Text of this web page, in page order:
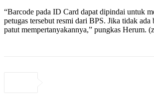
“Barcode pada ID Card dapat dipindai untuk
petugas tersebut resmi dari BPS. Jika tidak ada
patut mempertanyakannya,” pungkas Herum.